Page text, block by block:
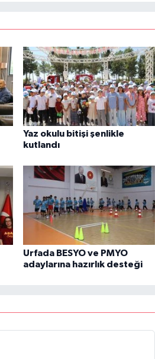
Yaz okulu bitişi şenlikle
kutlandı
Urfada BESYO ve PMYO
adaylarına hazırlık desteği